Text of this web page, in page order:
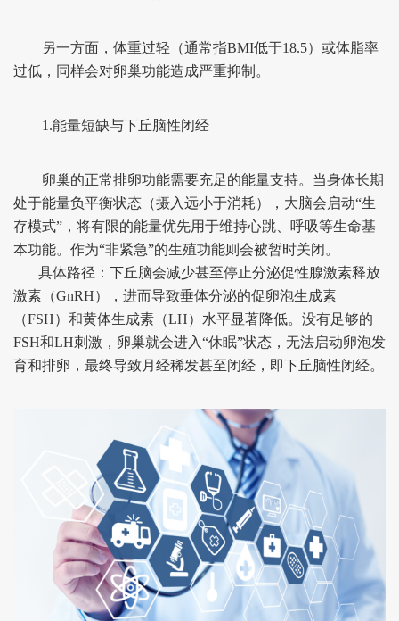
另一方面，体重过轻（通常指BMI低于18.5）或体脂率
过低，同样会对卵巢功能造成严重抑制。
1.能量短缺与下丘脑性闭经
卵巢的正常排卵功能需要充足的能量支持。当身体长期
处于能量负平衡状态（摄入远小于消耗），大脑会启动“生
存模式”，将有限的能量优先用于维持心跳、呼吸等生命基
本功能。作为“非紧急”的生殖功能则会被暂时关闭。
具体路径：下丘脑会减少甚至停止分泌促性腺激素释放
激素（GnRH），进而导致垂体分泌的促卵泡生成素
（FSH）和黄体生成素（LH）水平显著降低。没有足够的
FSH和LH刺激，卵巢就会进入“休眠”状态，无法启动卵泡发
育和排卵，最终导致月经稀发甚至闭经，即下丘脑性闭经。